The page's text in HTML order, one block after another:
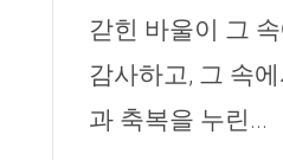
갇힌 바울이 그
감사하고, 그 속
과 축복을 누린...